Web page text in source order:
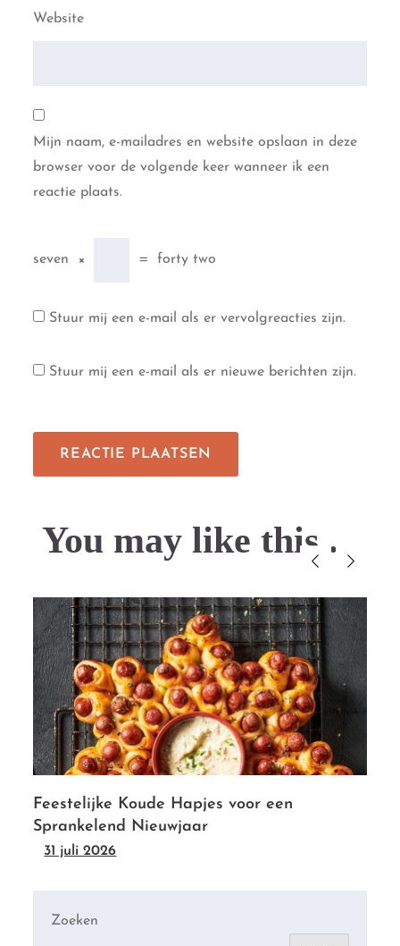
Website
Mijn naam, e-mailadres en website opslaan in deze
browser voor de volgende keer wanneer ik een
reactie plaats.
seven × = forty two
Stuur mij een e-mail als er vervolgreacties zijn.
Stuur mij een e-mail als er nieuwe berichten zijn.
You may like this....
Feestelijke Koude Hapjes voor een
Sprankelend Nieuwjaar
31 juli 2026
Zoeken